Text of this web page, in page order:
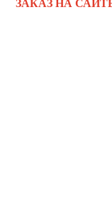
ЗАКАЗ НА